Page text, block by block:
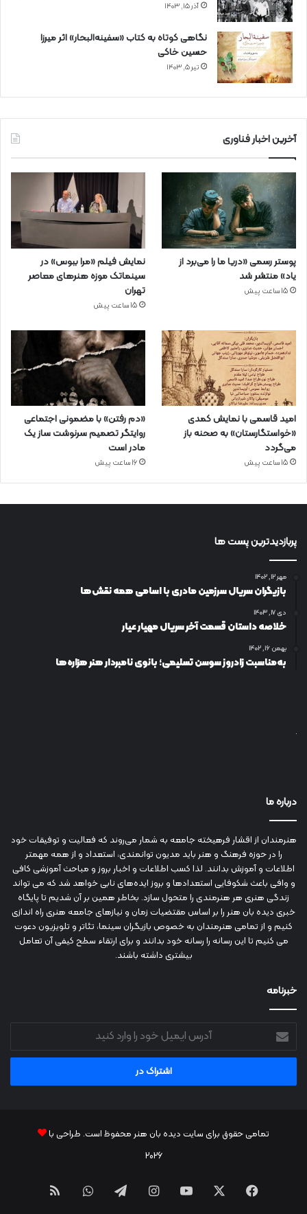
آذر ۱۵, ۱۴۰۳
نگاهی کوتاه به کتاب «سفینه‌البحار» اثر میرزا
حسین خاکی
تیر ۵, ۱۴۰۳
آخرین اخبار فناوری
پوستر رسمی «دریا ما را می‌برد از
یاد» منتشر شد
15 ساعت پیش
نمایش فیلم «مرا ببوس» در
سینماتک موزه هنرهای معاصر
تهران
15 ساعت پیش
امید قاسمی با نمایش کمدی
«خواستگارستان» به صحنه باز
می‌گردد
15 ساعت پیش
«دم رفتن» با مضمونی اجتماعی
روایتگر تصمیم سرنوشت ساز یک
مادر است
16 ساعت پیش
پربازدیدترین پست ها
مهر ۱۲, ۱۴۰۲
بازیگران سریال سرزمین مادری با اسامی همه نقش‌ها
دی ۱۷, ۱۴۰۳
خلاصه داستان قسمت آخر سریال مهیار عیار
بهمن ۱۶, ۱۴۰۲
به‌مناسبت زادروز سوسن تسلیمی؛ بانوی نامبردار هنر هزاره‌ها
درباره ما
هنرمندان از اقشار فرهیخته جامعه به شمار می‌روند که فعالیت و توفیقات خود
را در حوزه فرهنگ و هنر باید مدیون توانمندی، استعداد و از همه مهمتر
اطلاعات و آموزش بدانند. لذا کسب اطلاعات و اخبار بروز و مباحث آموزشی کافی
و وافی باعث شکوفایی استعدادها و بروز ایده‌های نابی خواهد شد که می تواند
زندگی هنری هر هنرمندی را متحول سازد. بخاطر همین بر آن شدیم تا پایگاه
خبری دیده بان هنر را بر اساس مقتضیات زمان و نیازهای جامعه هنری راه اندازی
کنیم و از تمامی هنرمندان به خصوص بازیگران سینما، تئاتر و تلویزیون دعوت
می کنیم تا این رسانه را رسانه خود بدانند و برای ارتقاء سطح کیفی آن تعامل
بیشتری داشته باشند.
خبرنامه
ایمیل
خود
وارد
تمامی حقوق برای سایت دیده بان هنر محفوظ است. طراحی با
2026
فیس
یوتیوباینستاگرامتلگرامواتس RSS